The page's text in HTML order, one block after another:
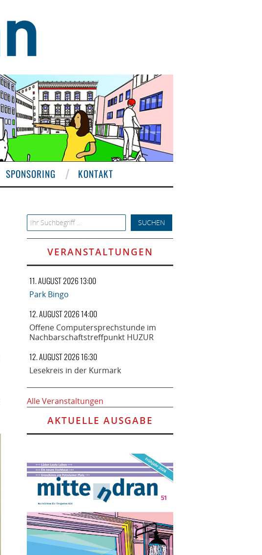
SPONSORING KONTAKT
Search for:
VERANSTALTUNGEN
11. AUGUST 2026 13:00
Park Bingo
12. AUGUST 2026 14:00
Offene Computersprechstunde im
Nachbarschaftstreffpunkt HUZUR
12. AUGUST 2026 16:30
Lesekreis in der Kurmark
Alle Veranstaltungen
AKTUELLE AUSGABE